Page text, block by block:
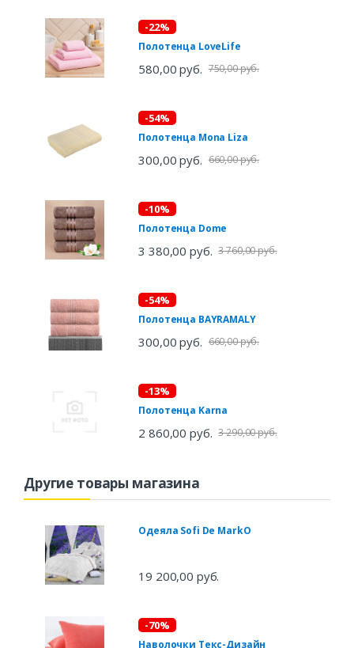
-22%
Полотенца LoveLife
580,00 руб. 750,00 руб.
-54%
Полотенца Mona Liza
300,00 руб. 660,00 руб.
-10%
Полотенца Dome
3 380,00 руб. 3 760,00 руб.
-54%
Полотенца BAYRAMALY
300,00 руб. 660,00 руб.
-13%
Полотенца Karna
2 860,00 руб. 3 290,00 руб.
Другие товары магазина
Одеяла Sofi De MarkO
19 200,00 руб.
-70%
Наволочки Текс-Дизайн